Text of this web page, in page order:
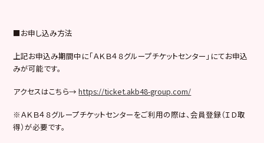
■お申し込み方法
上記お申込み期間中に「ＡＫＢ４８グループチケットセンター」にてお申込
みが可能です。
アクセスはこちら→https://ticket.akb48-group.com/
※ＡＫＢ４８グループチケットセンターをご利用の際は、会員登録（ＩＤ取
得）が必要です。